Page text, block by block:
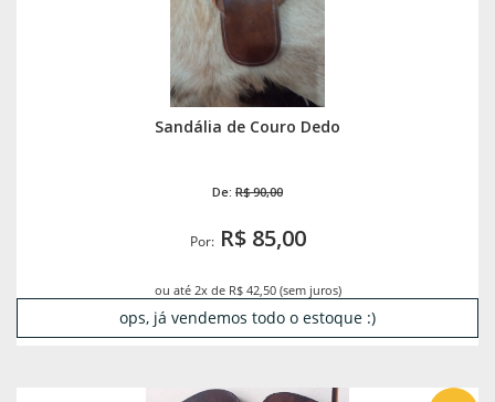
Sandália de Couro Dedo
De: R$ 90,00
Por:R$ 85,00
ou até 2x de R$ 42,50 (sem juros)
ops, já vendemos todo o estoque :)